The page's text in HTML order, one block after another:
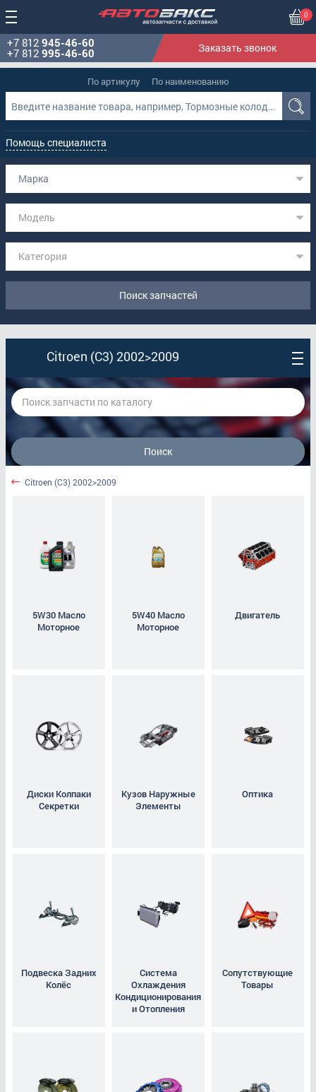
0
+7 812 945-46-60
+7 812 995-46-60 Заказать звонок
По артикулу По наименованию
Помощь специалиста
Марка
Модель
Категория
Поиск запчастей
Citroen (C3) 2002>2009
Поиск
Citroen (C3) 2002>2009
5W40 Масло Моторное
Двигатель
Кузов Наружные Элементы
Система Охлаждения Кондиционирования и
Отопления
Тормозная Система
Citroen (C3) 2002>2009
5W30 Масло
Моторное
5W40 Масло
Моторное
Двигатель
Диски Колпаки
Секретки
Кузов Наружные
Элементы
Оптика
Подвеска Задних
Колёс
Система
Охлаждения
Кондиционирования
и Отопления
Сопутствующие
Товары